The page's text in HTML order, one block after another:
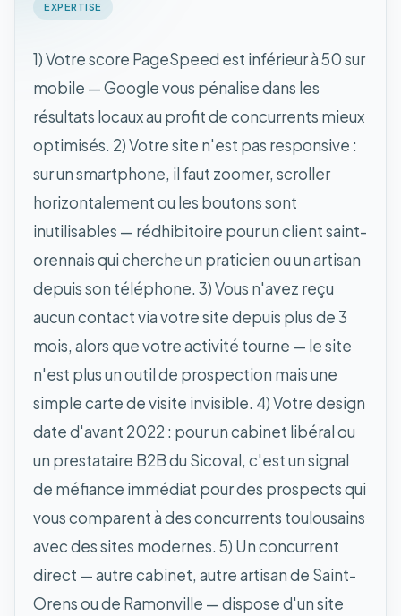
EXPERTISE
1) Votre score PageSpeed est inférieur à 50 sur
mobile — Google vous pénalise dans les
résultats locaux au profit de concurrents mieux
optimisés. 2) Votre site n'est pas responsive :
sur un smartphone, il faut zoomer, scroller
horizontalement ou les boutons sont
inutilisables — rédhibitoire pour un client saint-
orennais qui cherche un praticien ou un artisan
depuis son téléphone. 3) Vous n'avez reçu
aucun contact via votre site depuis plus de 3
mois, alors que votre activité tourne — le site
n'est plus un outil de prospection mais une
simple carte de visite invisible. 4) Votre design
date d'avant 2022 : pour un cabinet libéral ou
un prestataire B2B du Sicoval, c'est un signal
de méfiance immédiat pour des prospects qui
vous comparent à des concurrents toulousains
avec des sites modernes. 5) Un concurrent
direct — autre cabinet, autre artisan de Saint-
Orens ou de Ramonville — dispose d'un site